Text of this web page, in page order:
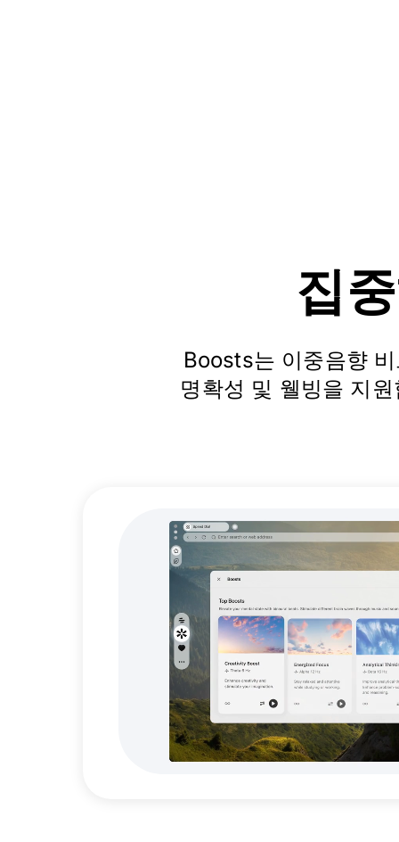
집
Boosts는 이중음향
명확성 및 웰빙을 지